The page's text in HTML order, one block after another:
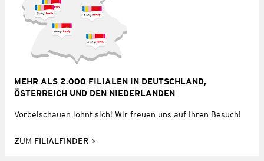
MEHR ALS 2.000 FILIALEN IN DEUTSCHLAND,
ÖSTERREICH UND DEN NIEDERLANDEN
Vorbeischauen lohnt sich! Wir freuen uns auf Ihren Besuch!
ZUM FILIALFINDER